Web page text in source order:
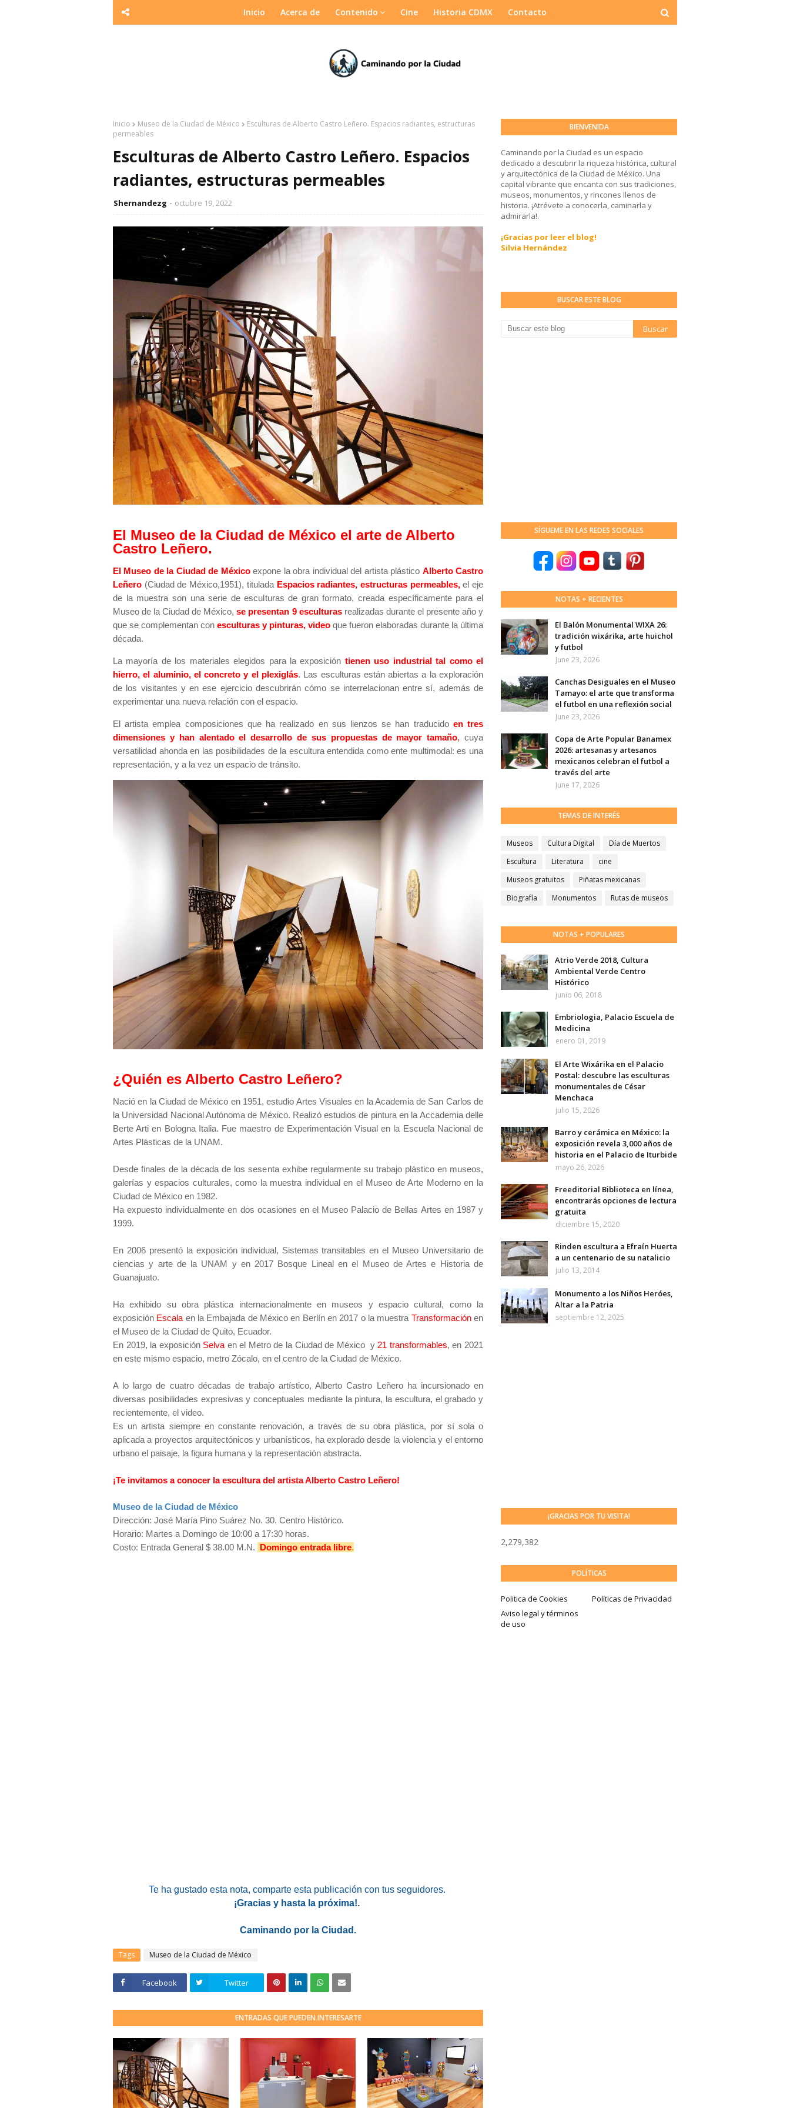
Inicio Acerca de Contenido Cine Historia CDMX Contacto
Inicio Museo de la Ciudad de México
Esculturas de Alberto Castro Leñero. Espacios radiantes, estructuras
permeables
Esculturas de Alberto Castro Leñero. Espacios
radiantes, estructuras permeables
Shernandezg octubre 19, 2022
El Museo de la Ciudad de México el arte de Alberto
Castro Leñero.
El Museo de la Ciudad de Méxicoexpone la obra individual del artista plástico Alberto Castro
Leñero (Ciudad de México,1951), titulada Espacios radiantes, estructuras permeables, el eje
de la muestra son una serie de esculturas de gran formato, creada específicamente para el
Museo de la Ciudad de México,se presentan 9 esculturasrealizadas durante el presente año y
que se complementan con esculturas y pinturas, video que fueron elaboradas durante la última
década.
La mayoría de los materiales elegidos para la exposición tienen uso industrial tal como el
hierro, el aluminio, el concreto y el plexiglás. Las esculturas están abiertas a la exploración
de los visitantes y en ese ejercicio descubrirán cómo se interrelacionan entre sí, además de
experimentar una nueva relación con el espacio.
El artista emplea composiciones que ha realizado en sus lienzos se han traducido en tres
dimensiones y han alentado el desarrollo de sus propuestas de mayor tamaño, cuya
versatilidad ahonda en las posibilidades de la escultura entendida como ente multimodal: es una
representación, y a la vez un espacio de tránsito.
¿Quién es Alberto Castro Leñero?
Nació en la Ciudad de México en 1951, estudio Artes Visuales en la Academia de San Carlos de
la Universidad Nacional Autónoma de México. Realizó estudios de pintura en la Accademia delle
Berte Arti en Bologna Italia. Fue maestro de Experimentación Visual en la Escuela Nacional de
Artes Plásticas de la UNAM.
Desde finales de la década de los sesenta exhibe regularmente su trabajo plástico en museos,
galerías y espacios culturales, como la muestra individual en el Museo de Arte Moderno en la
Ciudad de México en 1982.
Ha expuesto individualmente en dos ocasiones en el Museo Palacio de Bellas Artes en 1987 y
1999.
En 2006 presentó la exposición individual, Sistemas transitables en el Museo Universitario de
ciencias y arte de la UNAM y en 2017 Bosque Lineal en el Museo de Artes e Historia de
Guanajuato.
Ha exhibido su obra plástica internacionalmente en museos y espacio cultural, como la
exposición Escala en la Embajada de México en Berlín en 2017 o la muestra Transformaciónen
el Museo de la Ciudad de Quito, Ecuador.
En 2019, la exposición Selva en el Metro de la Ciudad de México y 21 transformables, en 2021
en este mismo espacio, metro Zócalo, en el centro de la Ciudad de México.
A lo largo de cuatro décadas de trabajo artístico, Alberto Castro Leñero ha incursionado en
diversas posibilidades expresivas y conceptuales mediante la pintura, la escultura, el grabado y
recientemente, el video.
Es un artista siempre en constante renovación, a través de su obra plástica, por sí sola o
aplicada a proyectos arquitectónicos y urbanísticos, ha explorado desde la violencia y el entorno
urbano el paisaje, la figura humana y la representación abstracta.
¡Te invitamos a conocer la escultura del artista Alberto Castro Leñero!
Museo de la Ciudad de México
Dirección: José María Pino Suárez No. 30. Centro Histórico.
Horario: Martes a Domingo de 10:00 a 17:30 horas.
Costo: Entrada General $ 38.00 M.N. Domingo entrada libre.
Te ha gustado esta nota, comparte esta publicación con tus seguidores.
¡Gracias y hasta la próxima!.
Caminando por la Ciudad.
Tags Museo de la Ciudad de México
Facebook Twitter
ENTRADAS QUE PUEDEN INTERESARTE
BIENVENIDA
Caminando por la Ciudad es un espacio
dedicado a descubrir la riqueza histórica, cultural
y arquitectónica de la Ciudad de México. Una
capital vibrante que encanta con sus tradiciones,
museos, monumentos, y rincones llenos de
historia. ¡Atrévete a conocerla, caminarla y
admirarla!.
¡Gracias por leer el blog!
Silvia Hernández
BUSCAR ESTE BLOG
SÍGUEME EN LAS REDES SOCIALES
NOTAS + RECIENTES
El Balón Monumental WIXA 26:
tradición wixárika, arte huichol
y futbol
June 23, 2026
Canchas Desiguales en el Museo
Tamayo: el arte que transforma
el futbol en una reflexión social
June 23, 2026
Copa de Arte Popular Banamex
2026: artesanas y artesanos
mexicanos celebran el futbol a
través del arte
June 17, 2026
TEMAS DE INTERÉS
Museos Cultura Digital
Día de Muertos
Escultura
Literatura
cine
Museos gratuitos
Piñatas mexicanas
Biografía
Monumentos Rutas de museos
NOTAS + POPULARES
Atrio Verde 2018, Cultura
Ambiental Verde Centro
Histórico
junio 06, 2018
Embriologia, Palacio Escuela de
Medicina
enero 01, 2019
El Arte Wixárika en el Palacio
Postal: descubre las esculturas
monumentales de César
Menchaca
julio 15, 2026
Barro y cerámica en México: la
exposición revela 3,000 años de
historia en el Palacio de Iturbide
mayo 26, 2026
Freeditorial Biblioteca en línea,
encontrarás opciones de lectura
gratuita
diciembre 15, 2020
Rinden escultura a Efraín Huerta
a un centenario de su natalicio
julio 13, 2014
Monumento a los Niños Heróes,
Altar a la Patria
septiembre 12, 2025
¡GRACIAS POR TU VISITA!
2,279,382
POLÍTICAS
Politica de Cookies
Políticas de Privacidad
Aviso legal y términos
de uso